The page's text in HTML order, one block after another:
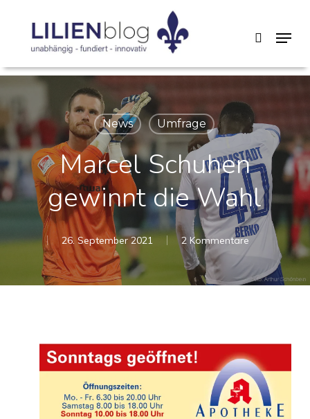
content
search
Menu
News Umfrage
Marcel Schuhen
gewinnt die Wahl
26. September 2021 2 Kommentare